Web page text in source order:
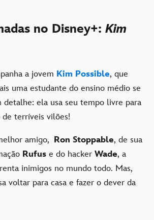
no Disney+: Kim
a jovem Kim Possible, que
uma estudante do ensino médio se
detalhe: ela usa seu tempo livre para
de terríveis vilões!
amigo, Ron Stoppable, de sua
Rufus e do hacker Wade, a
inimigos no mundo todo. Mas,
voltar para casa e fazer o dever da